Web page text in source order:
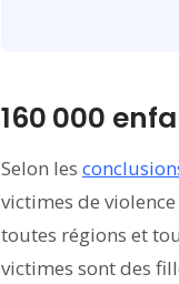
160 000
Selon les
victimes de
toutes régions et
victimes sont des